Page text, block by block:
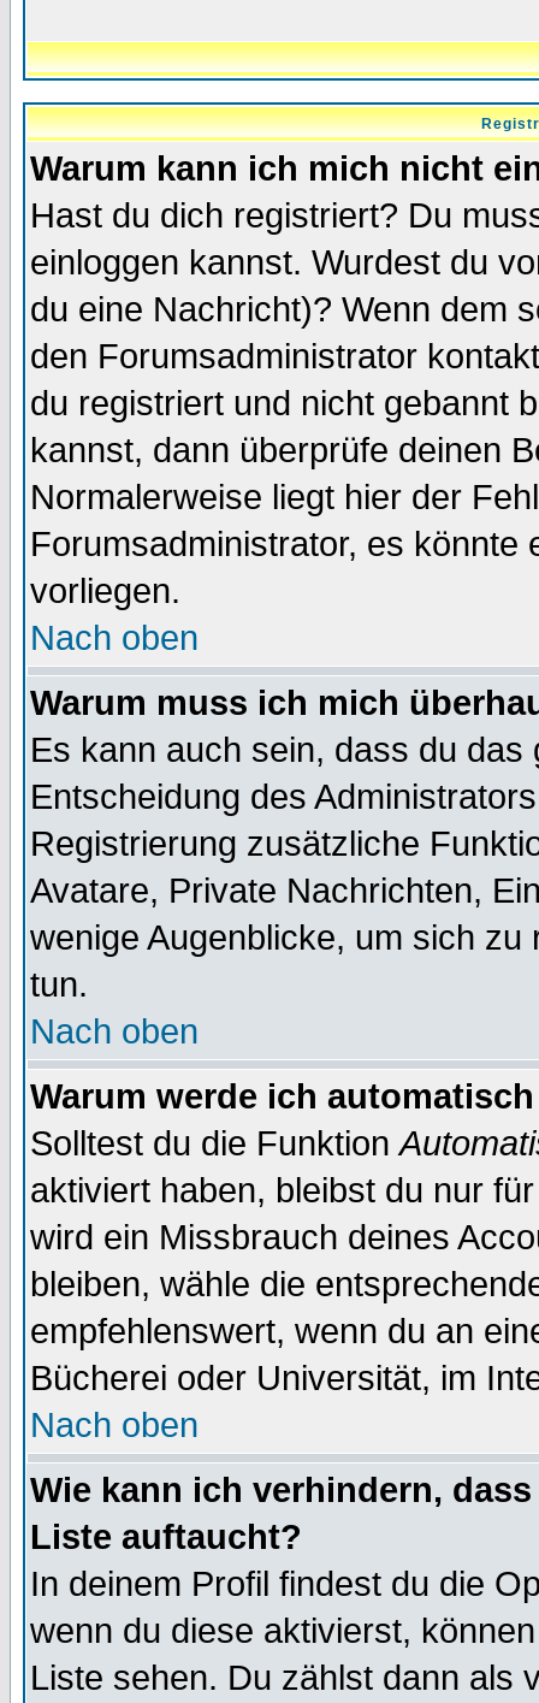
Warum kann ich mich nicht
Hast du dich registriert? Du
einloggen kannst. Wurdest du
du eine Nachricht)? Wenn dem
den Forumsadministrator
du registriert und nicht gebannt
kannst, dann überprüfe deinen
Normalerweise liegt hier der
Forumsadministrator, es könnte
vorliegen.
Nach oben
Warum muss ich mich
Es kann auch sein, dass du
Entscheidung des
Registrierung zusätzliche
Avatare, Private Nachrichten,
wenige Augenblicke, um sich
tun.
Nach oben
Warum werde ich
Solltest du die Funktion
aktiviert haben, bleibst du nur
wird ein Missbrauch deines
bleiben, wähle die
empfehlenswert, wenn du an
Bücherei oder Universität, im
Nach oben
Wie kann ich verhindern,
Liste auftaucht?
In deinem Profil findest du die
wenn du diese aktivierst,
Liste sehen. Du zählst dann als